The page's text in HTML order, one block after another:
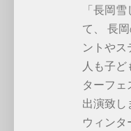
「長岡
て、 長
ントや
人も子
ターフ
出演致し
ウィン